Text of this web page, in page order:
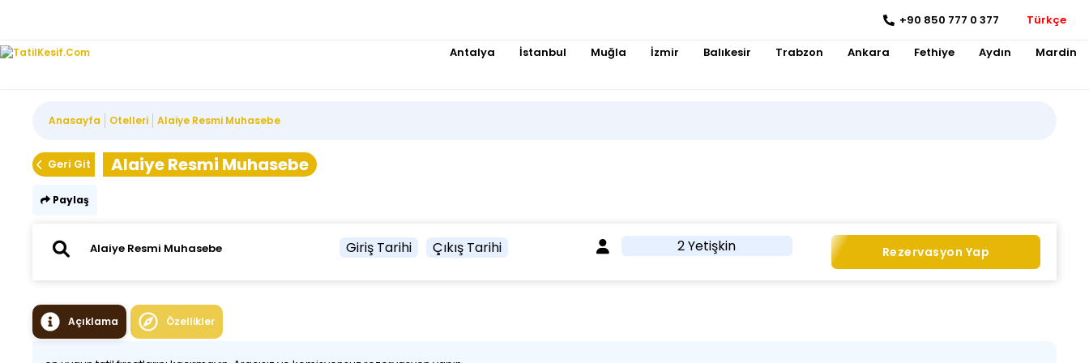
+90 850 777 0 377 Türkçe
Antalya İstanbul Muğla İzmir Balıkesir Trabzon Ankara Fethiye Aydın Mardin
Anasayfa Otelleri Alaiye Resmi Muhasebe
Geri Git Alaiye Resmi Muhasebe
Paylaş
Giriş Tarihi Çıkış Tarihi 2 Yetişkin Rezervasyon Yap
Açıklama Özellikler